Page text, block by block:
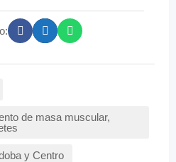
de masa muscular,
y Centro